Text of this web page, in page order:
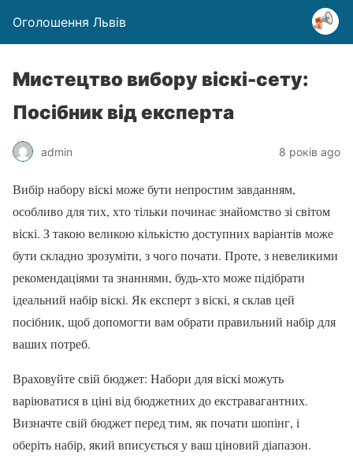
Оголошення Львів
Мистецтво вибору віскі-сету:
Посібник від експерта
admin 8 років ago
Вибір набору віскі може бути непростим завданням,
особливо для тих, хто тільки починає знайомство зі світом
віскі. З такою великою кількістю доступних варіантів може
бути складно зрозуміти, з чого почати. Проте, з невеликими
рекомендаціями та знаннями, будь-хто може підібрати
ідеальний набір віскі. Як експерт з віскі, я склав цей
посібник, щоб допомогти вам обрати правильний набір для
ваших потреб.
Враховуйте свій бюджет: Набори для віскі можуть
варіюватися в ціні від бюджетних до екстравагантних.
Визначте свій бюджет перед тим, як почати шопінг, і
оберіть набір, який вписується у ваш ціновий діапазон.